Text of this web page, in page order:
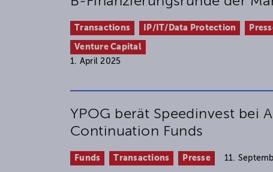
Transactions IP/IT/Data Protection
Venture Capital
1. April 2025
YPOG berät Speedinvest bei
Continuation Funds
Funds Transactions Presse 11.